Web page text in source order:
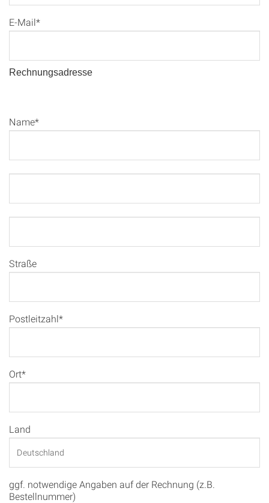
E-Mail*
Rechnungsadresse
Name*
Straße
Postleitzahl*
Ort*
Land
ggf. notwendige Angaben auf der Rechnung (z.B.
Bestellnummer)